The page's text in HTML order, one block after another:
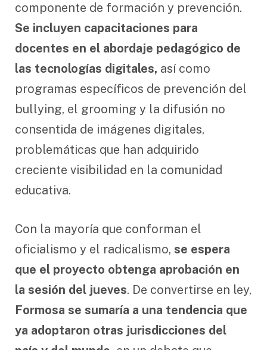
componente de formación y prevención.
Se incluyen capacitaciones para
docentes en el abordaje pedagógico de
las tecnologías digitales, así como
programas específicos de prevención del
bullying, el grooming y la difusión no
consentida de imágenes digitales,
problemáticas que han adquirido
creciente visibilidad en la comunidad
educativa.
Con la mayoría que conforman el
oficialismo y el radicalismo, se espera
que el proyecto obtenga aprobación en
la sesión del jueves. De convertirse en ley,
Formosa se sumaría a una tendencia que
ya adoptaron otras jurisdicciones del